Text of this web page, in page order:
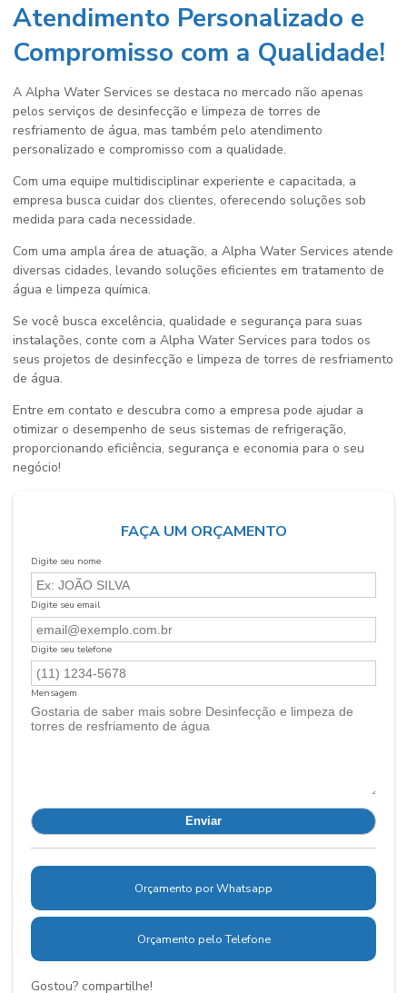
Atendimento Personalizado e
Compromisso com a Qualidade!
A Alpha Water Services se destaca no mercado não apenas
pelos serviços de desinfecção e limpeza de torres de
resfriamento de água, mas também pelo atendimento
personalizado e compromisso com a qualidade.
Com uma equipe multidisciplinar experiente e capacitada, a
empresa busca cuidar dos clientes, oferecendo soluções sob
medida para cada necessidade.
Com uma ampla área de atuação, a Alpha Water Services atende
diversas cidades, levando soluções eficientes em tratamento de
água e limpeza química.
Se você busca excelência, qualidade e segurança para suas
instalações, conte com a Alpha Water Services para todos os
seus projetos de desinfecção e limpeza de torres de resfriamento
de água.
Entre em contato e descubra como a empresa pode ajudar a
otimizar o desempenho de seus sistemas de refrigeração,
proporcionando eficiência, segurança e economia para o seu
negócio!
FAÇA UM ORÇAMENTO
Digite seu nome
Digite seu email
Digite seu telefone
Mensagem
Orçamento por Whatsapp
Orçamento pelo Telefone
Gostou? compartilhe!